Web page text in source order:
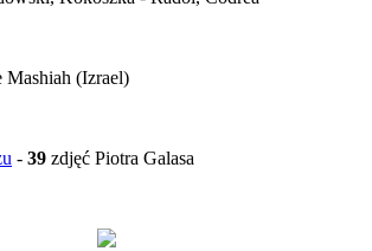
Mashiah (Izrael)
- 39 zdjęć Piotra Galasa